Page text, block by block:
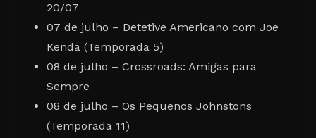
20/07
07 de julho – Detetive Americano com Joe
Kenda (Temporada 5)
08 de julho – Crossroads: Amigas para
Sempre
08 de julho – Os Pequenos Johnstons
(Temporada 11)